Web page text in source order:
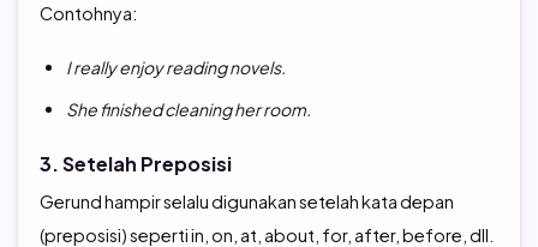
Contohnya:
I really enjoy reading novels.
She finished cleaning her room.
3. Setelah Preposisi
Gerund hampir selalu digunakan setelah kata depan
(preposisi) seperti in, on, at, about, for, after, before, dll.